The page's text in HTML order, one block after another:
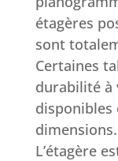
étagères
sont
Certaines
durabilité à
disponibles
L’étagère